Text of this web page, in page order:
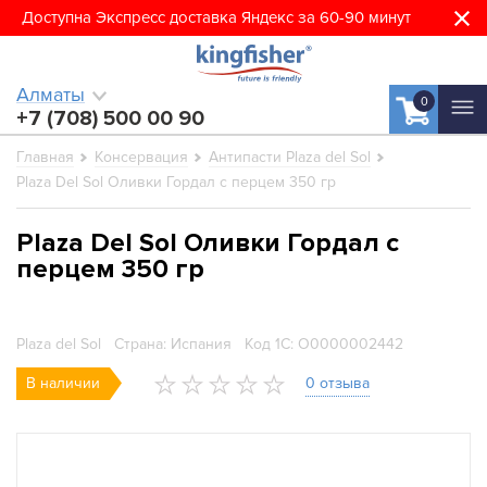
Доступна Экспресс доставка Яндекс за 60-90 минут
0
Алматы
+7 (708) 500 00 90
Главная Консервация
Антипасти Plaza del Sol
Plaza Del Sol Оливки Гордал с перцем 350 гр
Plaza Del Sol Оливки Гордал с
перцем 350 гр
Plaza del Sol Страна: Испания Код 1С: О0000002442
В наличии 0 отзыва